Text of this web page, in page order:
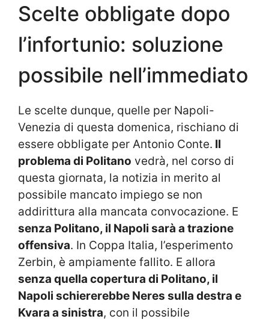
Scelte obbligate dopo
l’infortunio: soluzione
possibile nell’immediato
Le scelte dunque, quelle per Napoli-
Venezia di questa domenica, rischiano di
essere obbligate per Antonio Conte. Il
problema di Politano vedrà, nel corso di
questa giornata, la notizia in merito al
possibile mancato impiego se non
addirittura alla mancata convocazione. E
senza Politano, il Napoli sarà a trazione
offensiva. In Coppa Italia, l’esperimento
Zerbin, è ampiamente fallito. E allora
senza quella copertura di Politano, il
Napoli schiererebbe Neres sulla destra e
Kvara a sinistra, con il possibile